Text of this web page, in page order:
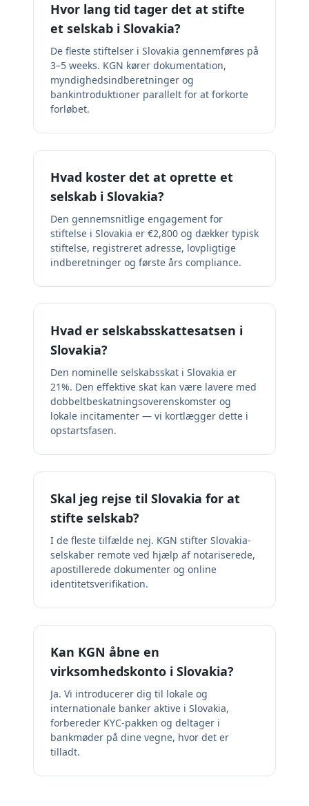
Hvor lang tid tager det at stifte
et selskab i Slovakia?
De fleste stiftelser i Slovakia gennemføres på
3–5 weeks. KGN kører dokumentation,
myndighedsindberetninger og
bankintroduktioner parallelt for at forkorte
forløbet.
Hvad koster det at oprette et
selskab i Slovakia?
Den gennemsnitlige engagement for
stiftelse i Slovakia er €2,800 og dækker typisk
stiftelse, registreret adresse, lovpligtige
indberetninger og første års compliance.
Hvad er selskabsskattesatsen i
Slovakia?
Den nominelle selskabsskat i Slovakia er
21%. Den effektive skat kan være lavere med
dobbeltbeskatningsoverenskomster og
lokale incitamenter — vi kortlægger dette i
opstartsfasen.
Skal jeg rejse til Slovakia for at
stifte selskab?
I de fleste tilfælde nej. KGN stifter Slovakia-
selskaber remote ved hjælp af notariserede,
apostillerede dokumenter og online
identitetsverifikation.
Kan KGN åbne en
virksomhedskonto i Slovakia?
Ja. Vi introducerer dig til lokale og
internationale banker aktive i Slovakia,
forbereder KYC-pakken og deltager i
bankmøder på dine vegne, hvor det er
tilladt.